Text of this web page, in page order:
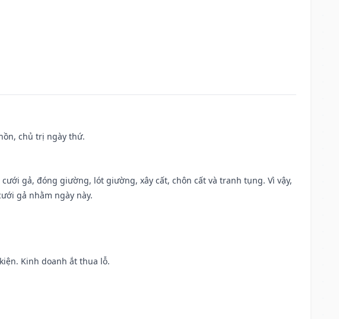
chủ trị ngày thứ.
gả, đóng giường, lót giường, xây cất, chôn cất và tranh tụng. Vì vậy,
gả nhằm ngày này.
Kinh doanh ắt thua lỗ.